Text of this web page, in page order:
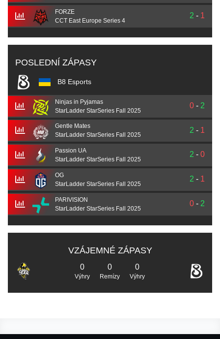
FORZE
CCT East Europe Series 4
2 - 1
POSLEDNÍ ZÁPASY
B8 Esports
Ninjas in Pyjamas
StarLadder StarSeries Fall 2025
0 - 2
Gentle Mates
StarLadder StarSeries Fall 2025
2 - 1
Passion UA
StarLadder StarSeries Fall 2025
2 - 0
OG
StarLadder StarSeries Fall 2025
2 - 1
PARIVISION
StarLadder StarSeries Fall 2025
0 - 2
VZÁJEMNÉ ZÁPASY
0
Výhry
0
Remízy
0
Výhry